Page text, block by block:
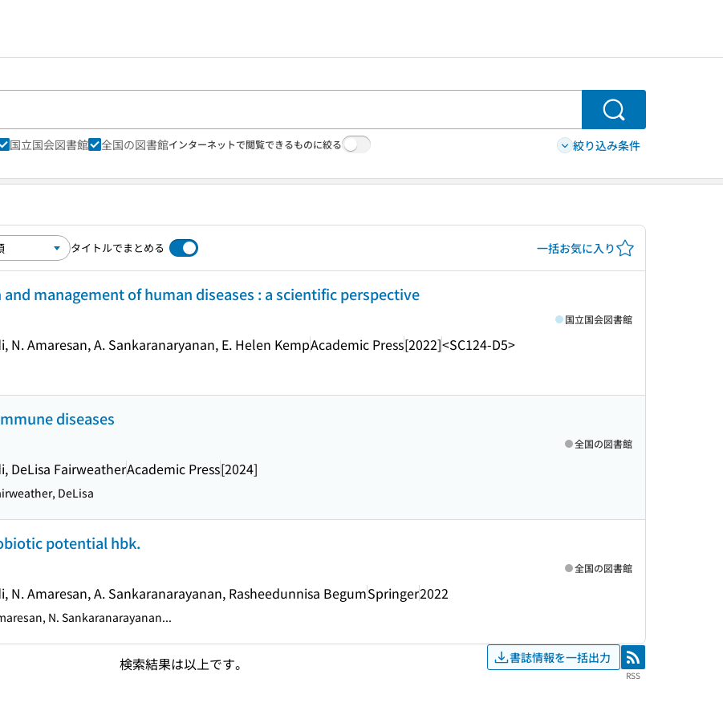
検索
国立国会図書館 全国の図書館インターネットで閲覧できるものに絞る 絞り込み条件
タイトルでまとめる 一括お気に入り
management of human diseases : a scientific perspective
N. Amaresan, A. Sankaranaryanan, E. Helen KempAcademic Press[2022]<SC124-D5>
国立国会図書館
diseases
DeLisa FairweatherAcademic Press[2024]
全国の図書館
DeLisa
potential hbk.
N. Amaresan, A. Sankaranarayanan, Rasheedunnisa BegumSpringer2022
全国の図書館
N. Sankaranarayanan...
検索結果は以上です。 書誌情報を一括出力 RSS
RSS